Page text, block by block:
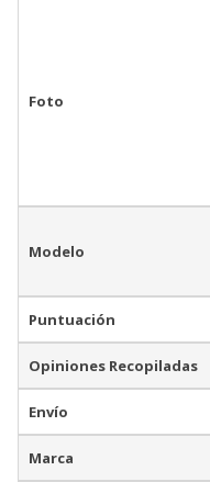
Foto
Modelo
Puntuación
Opiniones Recopiladas
Envío
Marca